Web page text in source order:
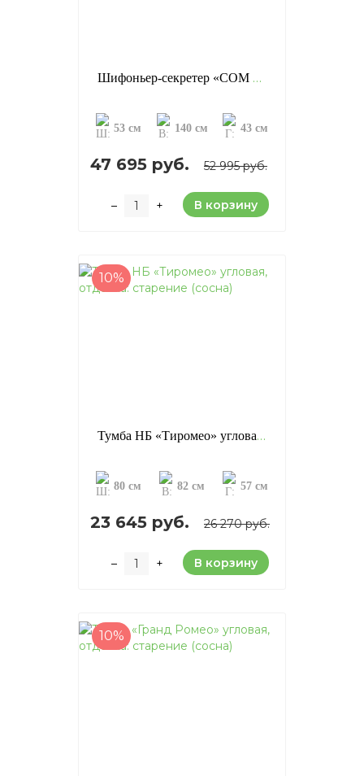
Шифоньер-секретер «COM 8 ABAT», отделка: старение (сосна)
53 см 140 см 43 см
47 695 руб. 52 995 руб.
– + В корзину
10%
Тумба НБ «Тиромео» угловая, отделка: старение (сосна)
80 см 82 см 57 см
23 645 руб. 26 270 руб.
– + В корзину
10%